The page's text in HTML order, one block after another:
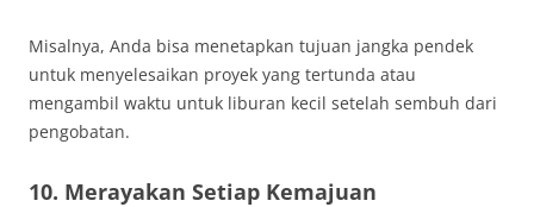
Misalnya, Anda bisa menetapkan tujuan jangka pendek
untuk menyelesaikan proyek yang tertunda atau
mengambil waktu untuk liburan kecil setelah sembuh dari
pengobatan.
10. Merayakan Setiap Kemajuan